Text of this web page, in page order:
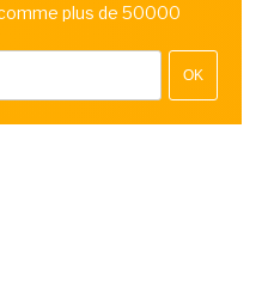
plus de 50000
OK